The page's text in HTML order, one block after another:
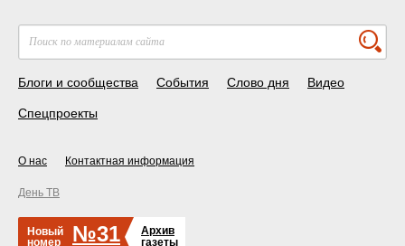
Блоги и сообщества События Слово дня Видео
Спецпроекты
О нас Контактная информация
День ТВ
Новый
номер
№31
Архив
газеты